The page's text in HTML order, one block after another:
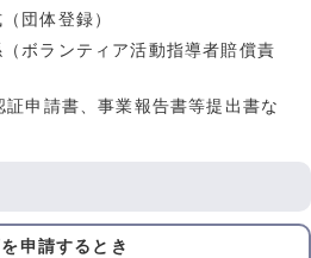
団体登録）
ボランティア活動指導者賠償責
証申請書、事業報告書等提出書な
申請するとき